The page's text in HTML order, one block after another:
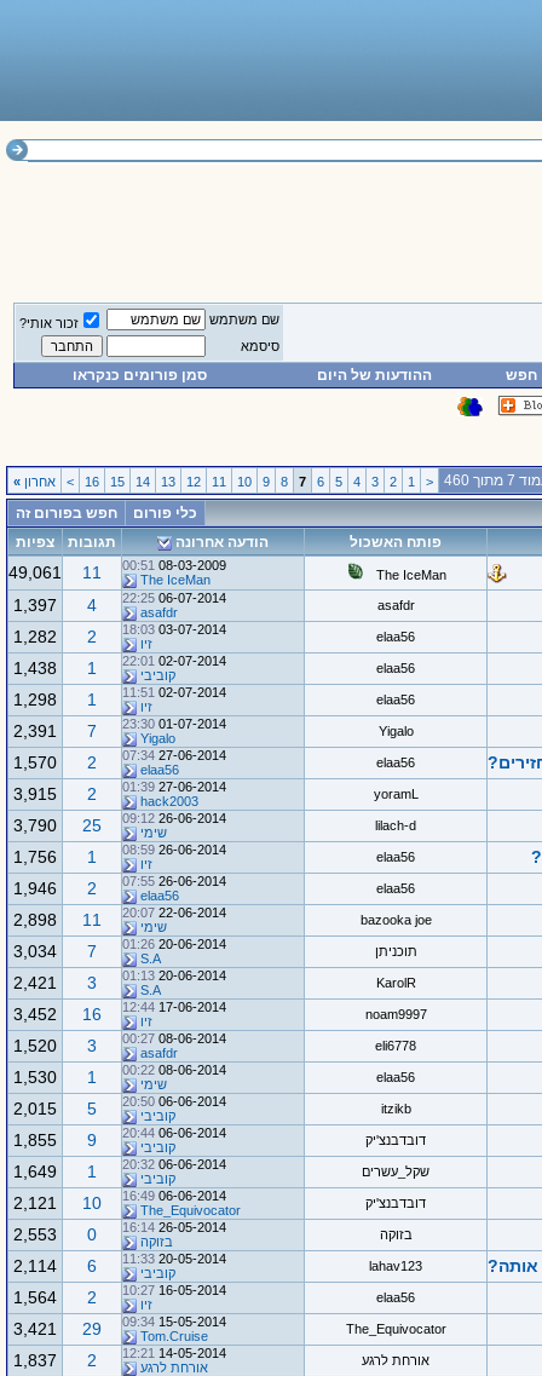
שם משתמש
זכור אותי?
סיסמא
חפש ההודעות של היום סמן פורומים כנקראו
7 מתוך 460 <
1
2
3
4
5
6
7
8
9
10
11
12
13
14
15
16
> אחרון »
כלי פורום
חפש בפורום זה
פותח האשכול
הודעה אחרונה תגובות צפיות
The IceMan
08-03-2009
00:51
The IceMan
11
49,061
asafdr
06-07-2014
22:25
asafdr
4
1,397
elaa56
03-07-2014
18:03
זיו
2
1,282
elaa56
02-07-2014
22:01
קוביבי
1
1,438
elaa56
02-07-2014
11:51
זיו
1
1,298
Yigalo
01-07-2014
23:30
Yigalo
7
2,391
elaa56
27-06-2014
07:34
elaa56
2
1,570
yoramL
27-06-2014
01:39
hack2003
2
3,915
lilach-d
26-06-2014
09:12
שימי
25
3,790
elaa56
26-06-2014
08:59
זיו
1
1,756
elaa56
26-06-2014
07:55
elaa56
2
1,946
bazooka joe
22-06-2014
20:07
שימי
11
2,898
תוכניתן 20-06-2014
01:26
S.A
7
3,034
KarolR
20-06-2014
01:13
S.A
3
2,421
noam9997
17-06-2014
12:44
זיו
16
3,452
eli6778
08-06-2014
00:27
asafdr
3
1,520
elaa56
08-06-2014
00:22
שימי
1
1,530
itzikb
06-06-2014
20:50
קוביבי
5
2,015
דובדבנצ'יק 06-06-2014
20:44
קוביבי
9
1,855
שקל_עשרים 06-06-2014
20:32
קוביבי
1
1,649
דובדבנצ'יק 06-06-2014
16:49
The_Equivocator
10
2,121
בזוקה 26-05-2014
16:14
בזוקה
0
2,553
lahav123
20-05-2014
11:33
קוביבי
6
2,114
elaa56
16-05-2014
10:27
זיו
2
1,564
The_Equivocator
15-05-2014
09:34
Tom.Cruise
29
3,421
אורחת לרגע 14-05-2014
12:21
אורחת לרגע
2
1,837